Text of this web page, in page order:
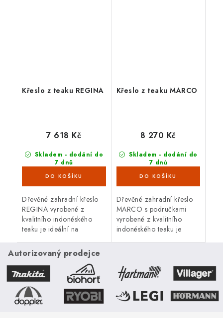
Křeslo z teaku REGINA
Skladem - dodání do
7 dnů
(8 ks)
7 618 Kč
Dřevěné zahradní křeslo
REGINA vyrobené z
kvalitního indonéského
teaku je ideální na
Křeslo z teaku MARCO
Skladem - dodání do
7 dnů
(10 ks)
8 270 Kč
Dřevěné zahradní křeslo
MARCO s područkami
vyrobené z kvalitního
indonéského teaku je
Autorizovaný prodejce